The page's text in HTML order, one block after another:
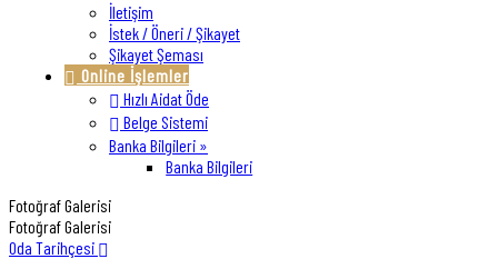
İletişim
İstek / Öneri / Şikayet
Şikayet Şeması
Online İşlemler
Hızlı Aidat Öde
Belge Sistemi
Banka Bilgileri »
Banka Bilgileri
Fotoğraf Galerisi
Fotoğraf Galerisi
Oda Tarihçesi